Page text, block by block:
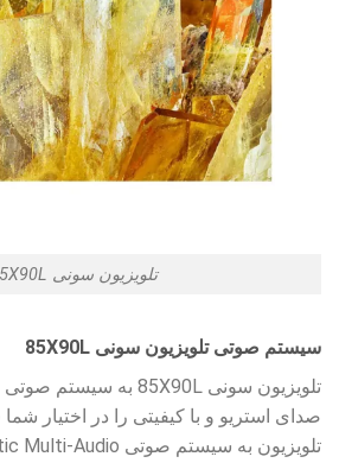
تلویزیون سونی 85X90L
سیستم صوتی تلویزیون سونی 85X90L
صدای استریو و با کیفیتی را در اختیار